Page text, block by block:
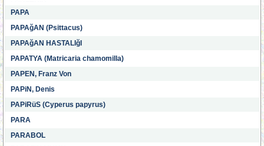
PAPA
PAPAğAN (Psittacus)
PAPAğAN HASTALIğI
PAPATYA (Matricaria chamomilla)
PAPEN, Franz Von
PAPiN, Denis
PAPiRüS (Cyperus papyrus)
PARA
PARABOL